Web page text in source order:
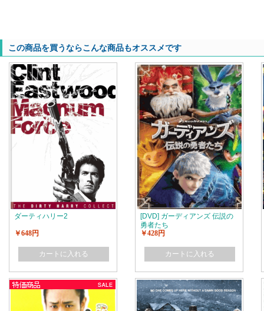
この商品を買うならこんな商品もオススメです
ダーティハリー2
￥648円
カートに入れる
[DVD] ガーディアンズ 伝説の
勇者たち
￥428円
カートに入れる